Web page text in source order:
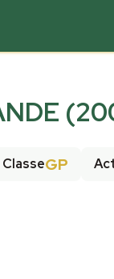
ClasseGP